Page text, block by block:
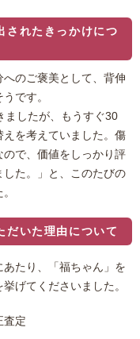
されたきっかけにつ
のご褒美として、背伸
です。
ましたが、もうすぐ30
を考えていました。傷
で、価値をしっかり評
た。」と、このたびの
だいた理由について
たり、「福ちゃん」を
げてくださいました。
査定